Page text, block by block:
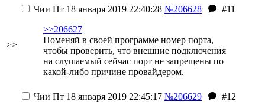
>>
Чии Пт 18 января 2019 22:40:28 №206628
#11
>>206627
Поменяй в своей программе номер порта,
чтобы проверить, что внешние подключения
на слушаемый сейчас порт не запрещены по
какой-либо причине провайдером.
Чии Пт 18 января 2019 22:45:17 №206629
#12